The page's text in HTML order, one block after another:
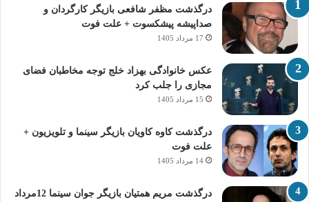
درگذشت مظفر شافعی بازیگر کارگردان و
صداپیشه پیشکسوت + علت فوت
17 مرداد 1405
عکس خانوادگی بهزاد خلج توجه مخاطبان فضای
مجازی را جلب کرد
15 مرداد 1405
درگذشت کاوه کاویان بازیگر سینما و تلویزیون +
علت فوت
14 مرداد 1405
درگذشت مریم همتیان بازیگر جوان سینما 12مرداد